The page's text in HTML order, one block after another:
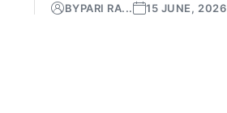
BYPARI RA... 15 JUNE, 2026